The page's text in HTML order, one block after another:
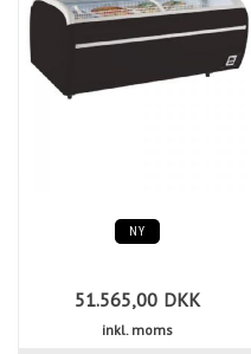
NY
51.565,00 DKK
inkl. moms